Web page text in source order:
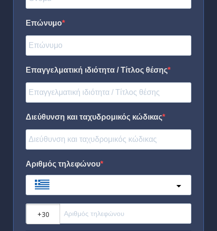
Επώνυμο
Επαγγελματική ιδιότητα / Τίτλος θέσης
Διεύθυνση και ταχυδρομικός κώδικας
Αριθμός τηλεφώνου